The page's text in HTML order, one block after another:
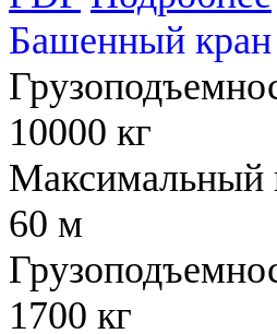
Башенный
10000 кг
Максимальный
60 м
1700 кг